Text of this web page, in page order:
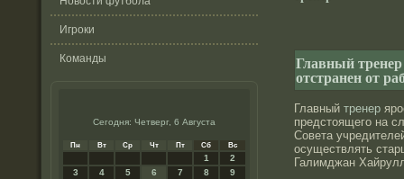
Игроки
Команды
Сегодня: Четверг, 6 Августа
Пн Вт Ср Чт Пт Сб Вс
1
2
3
4 5 6 7 8
9
Главный
отстранен от
Главный тренер
предстоящего на
Совета
осуществлять
Галимджан